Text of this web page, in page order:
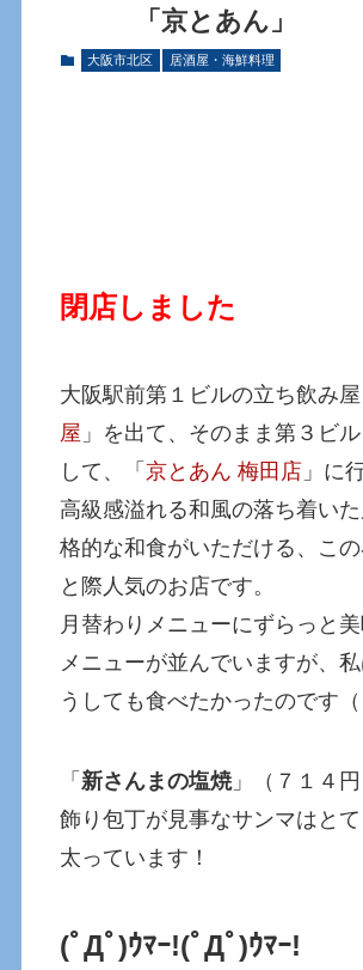
「京とあん」
大阪市北区 居酒屋・海鮮料理
閉店しました
大阪駅前第１ビルの立ち飲み
屋 」を出て、そのまま第３ビ
して、「京とあん 梅田店 」に
高級感溢れる和風の落ち着い
格的な和食がいただける、こ
と際人気のお店です。
月替わりメニューにずらっと
メニューが並んでいますが、
うしても食べたかったのです（
「新さんまの塩焼」（７１４円
飾り包丁が見事なサンマはと
太っています！
(ﾟДﾟ)ｳﾏｰ!(ﾟДﾟ)ｳﾏｰ!